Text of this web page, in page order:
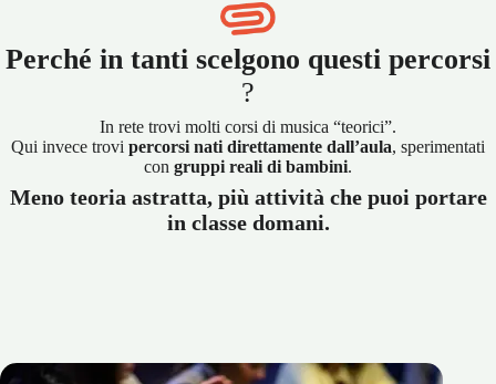
Perché in tanti scelgono questi percorsi
?
In rete trovi molti corsi di musica “teorici”.
Qui invece trovi percorsi nati direttamente dall’aula, sperimentati
con gruppi reali di bambini.
Meno teoria astratta, più attività che puoi portare
in classe domani.